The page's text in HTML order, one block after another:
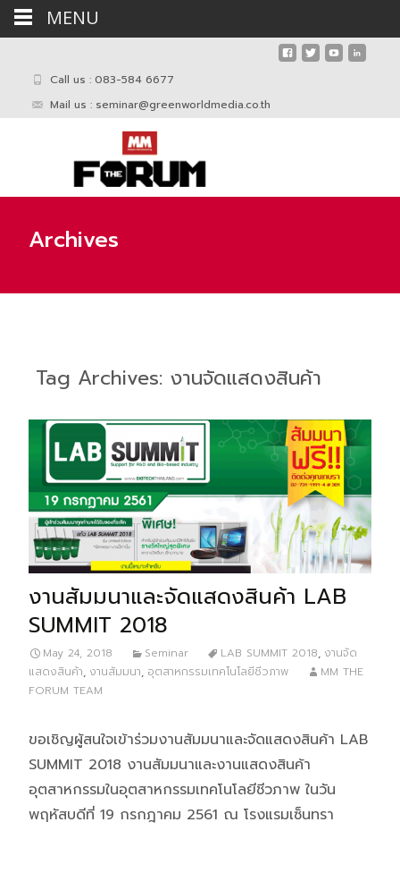
Call us : 083-584 6677
Mail us : seminar@greenworldmedia.co.th
Archives
Tag Archives: งานจัดแสดงสินค้า
งานสัมมนาและจัดแสดงสินค้า LAB
SUMMIT 2018
May 24, 2018 Seminar LAB SUMMIT 2018, งานจัด
แสดงสินค้า, งานสัมมนา, อุตสาหกรรมเทคโนโลยีชีวภาพ
MM THE
FORUM TEAM
ขอเชิญผู้สนใจเข้าร่วมงานสัมมนาและจัดแสดงสินค้า LAB
SUMMIT 2018 งานสัมมนาและงานแสดงสินค้า
อุตสาหกรรมในอุตสาหกรรมเทคโนโลยีชีวภาพ ในวัน
พฤหัสบดีที่ 19 กรกฎาคม 2561 ณ โรงแรมเซ็นทรา
MENU